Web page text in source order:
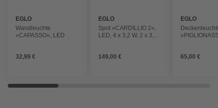
EGLO
Wandleuchte
»CAPASSO«, LED
32,99 €
EGLO
Spot »CARDILLIO 2«,
LED, 4 x 3,2 W, 2 x 3,3
149,00 €
EGLO
65,00 €